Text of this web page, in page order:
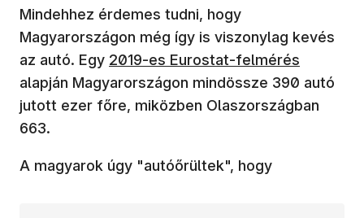
Mindehhez érdemes tudni, hogy
Magyarországon még így is viszonylag kevés
az autó. Egy (új ablakban nyílik meg)
2019-es Eurostat-felmérés
alapján Magyarországon mindössze 390 autó
jutott ezer főre, miközben Olaszországban
663.
A magyarok úgy "autóőrültek", hogy